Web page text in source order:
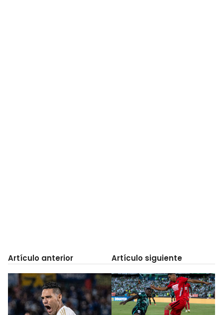
Artículo anterior Artículo siguiente